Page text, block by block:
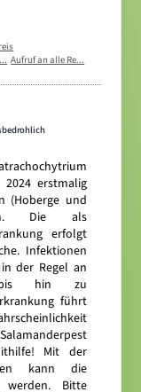
Aufruf an alle Re...
erstmalig
(Hoberge und
Die als
erfolgt
Infektionen
der Regel an
bis hin zu
führt
Mit der
kann die
werden. Bitte